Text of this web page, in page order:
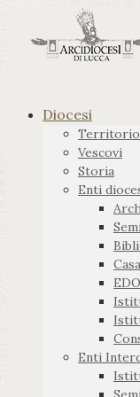
Diocesi
Territorio
Vescovi
Storia
Enti
Enti